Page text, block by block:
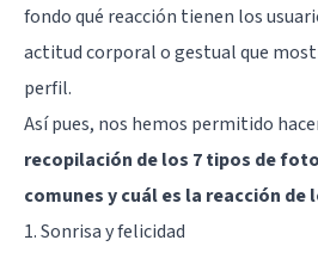
fondo qué reacción tienen los
actitud corporal o gestual que
perfil.
Así pues, nos hemos permitido
recopilación de los 7 tipos de
comunes y cuál es la reacción de
1. Sonrisa y felicidad